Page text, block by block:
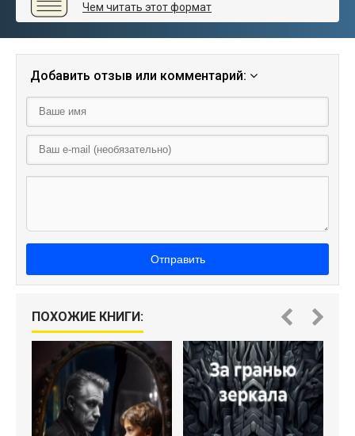
Чем читать этот формат
Добавить отзыв или комментарий:
Отправить
ПОХОЖИЕ КНИГИ: